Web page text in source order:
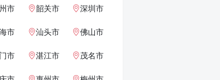
市
韶关市 深圳市
市 汕头市 佛山市
市 湛江市 茂名市